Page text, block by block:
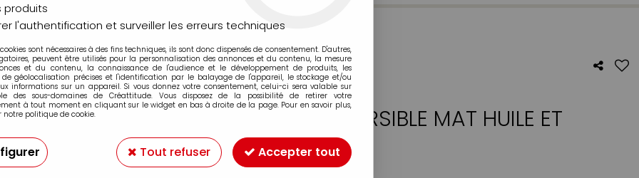
MAT HUILE ET ACRYLIQUE 75ML
VERNIS ANTI UV REVERSIBLE MAT HUILE ET
ACRYLIQUE 75ML
Soyez le premier à donner votre avis !
produits
l'authentification et surveiller les erreurs techniques
sont nécessaires à des fins techniques, ils sont donc dispensés de consentement. D'autres,
peuvent être utilisés pour la personnalisation des annonces et du contenu, la mesure
et du contenu, la connaissance de l'audience et le développement de produits, les
de géolocalisation précises et l'identification par le balayage de l'appareil, le stockage et/ou
informations sur un appareil. Si vous donnez votre consentement, celui-ci sera valable sur
des sous-domaines de Créattitude. Vous disposez de la possibilité de retirer votre
à tout moment en cliquant sur le widget en bas à droite de la page. Pour en savoir plus,
notre politique de cookie.
Tout refuser Accepter tout